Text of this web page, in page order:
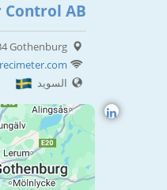
AB
Gothenburg
السويد